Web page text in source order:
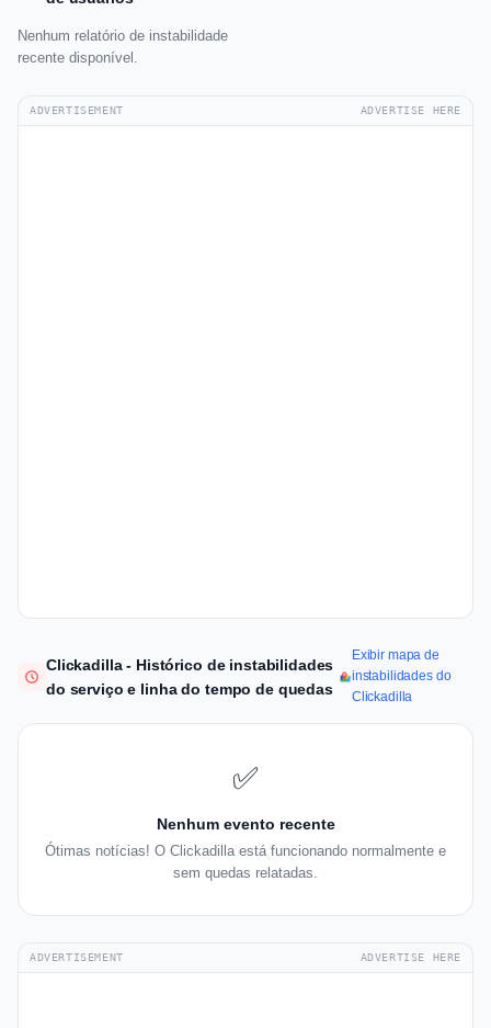
Nenhum relatório de instabilidade
recente disponível.
ADVERTISEMENT ADVERTISE HERE
Clickadilla - Histórico de instabilidades
do serviço e linha do tempo de quedas
Exibir mapa de
instabilidades do
Clickadilla
✅
Nenhum evento recente
Ótimas notícias! O Clickadilla está funcionando normalmente e
sem quedas relatadas.
ADVERTISEMENT ADVERTISE HERE